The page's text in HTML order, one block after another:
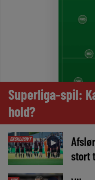
Superliga-spil:
hold?
EKSKLUSIVT ►
stort